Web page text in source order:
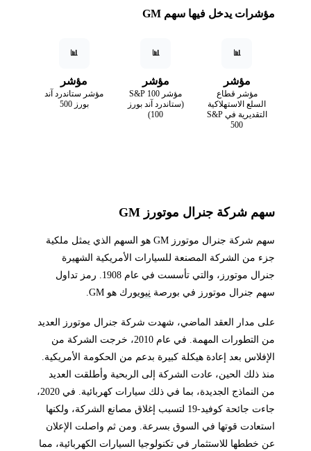
مؤشرات يدخل فيها سهم GM
📊
مؤشر
مؤشر قطاع
السلع الاستهلاكية
التقديرية في S&P
500
📊
مؤشر
مؤشر S&P 100
(ستاندرد آند بورز
100)
📊
مؤشر
مؤشر ستاندرد آند
بورز 500
سهم شركة جنرال موتورز GM
سهم شركة جنرال موتورز GM هو السهم الذي يمثل ملكية
جزء من الشركة المصنعة للسيارات الأمريكية الشهيرة
جنرال موتورز، والتي تأسست في عام 1908. رمز تداول
سهم جنرال موتورز في بورصة نيويورك هو GM.
على مدار العقد الماضي، شهدت شركة جنرال موتورز العديد
من التطورات المهمة. في عام 2010، خرجت الشركة من
الإفلاس بعد إعادة هيكلة كبيرة بدعم من الحكومة الأمريكية.
منذ ذلك الحين، عادت الشركة إلى الربحية وأطلقت العديد
من النماذج الجديدة، بما في ذلك سيارات كهربائية. في 2020،
جاءت جائحة كوفيد-19 لتسبب إغلاق مصانع الشركة، ولكنها
استعادت قوتها في السوق بسرعة. ومن ثم واصلت الإعلان
عن خططها للاستثمار في تكنولوجيا السيارات الكهربائية، مما